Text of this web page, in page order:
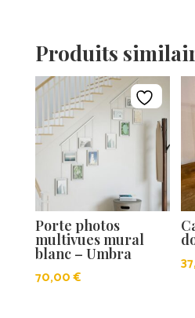
Produits
Porte photos
multivues mural
blanc – Umbra
70,00€